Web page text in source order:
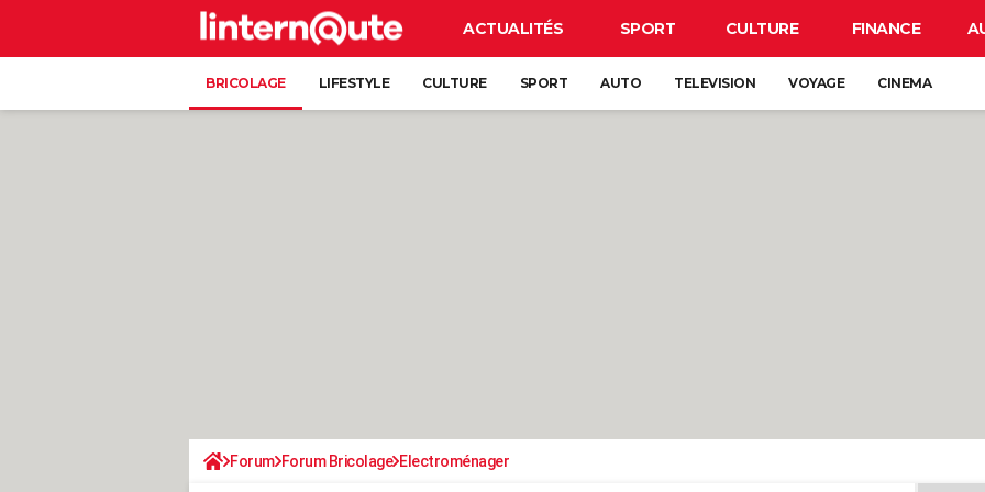
ACTUALITÉS SPORT CULTURE FINANCE
BRICOLAGE LIFESTYLE CULTURE SPORT AUTO TELEVISION VOYAGE CINEMA
Forum Forum Bricolage Electroménager